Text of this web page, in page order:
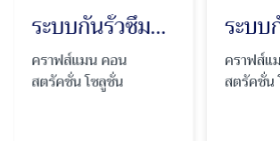
ระบบกันรั่วซึมหลังคาเมทัลชีท
คราฟส์แมน คอน
สตรัคชั่น โซลูชั่น
คราฟส์แ
สตรัคชั่น